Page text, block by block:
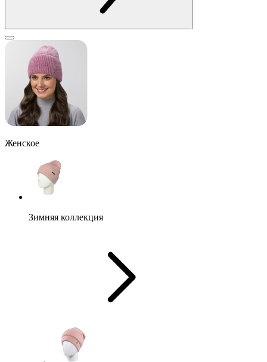
Женское
Зимняя коллекция